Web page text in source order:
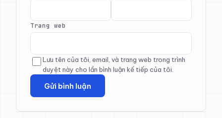
Trang web
Lưu tên của tôi, email, và trang web trong trình
duyệt này cho lần bình luận kế tiếp của tôi.